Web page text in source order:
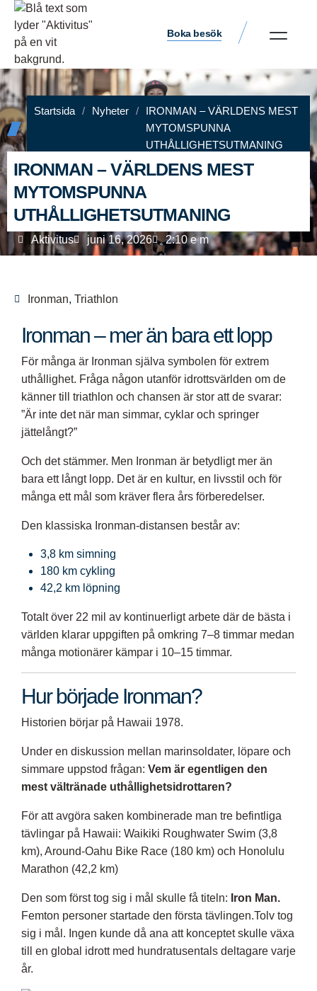
Boka besök
Startsida / Nyheter /
IRONMAN – VÄRLDENS MEST
MYTOMSPUNNA
UTHÅLLIGHETSUTMANING
IRONMAN – VÄRLDENS MEST
MYTOMSPUNNA
UTHÅLLIGHETSUTMANING
Aktivitus juni 16, 2026 2:10 e m
Ironman, Triathlon
Ironman – mer än bara ett lopp
För många är Ironman själva symbolen för extrem
uthållighet. Fråga någon utanför idrottsvärlden om de
känner till triathlon och chansen är stor att de svarar:
”Är inte det när man simmar, cyklar och springer
jättelångt?”
Och det stämmer. Men Ironman är betydligt mer än
bara ett långt lopp. Det är en kultur, en livsstil och för
många ett mål som kräver flera års förberedelser.
Den klassiska Ironman-distansen består av:
3,8 km simning
180 km cykling
42,2 km löpning
Totalt över 22 mil av kontinuerligt arbete där de bästa i
världen klarar uppgiften på omkring 7–8 timmar medan
många motionärer kämpar i 10–15 timmar.
Hur började Ironman?
Historien börjar på Hawaii 1978.
Under en diskussion mellan marinsoldater, löpare och
simmare uppstod frågan: Vem är egentligen den
mest vältränade uthållighetsidrottaren?
För att avgöra saken kombinerade man tre befintliga
tävlingar på Hawaii: Waikiki Roughwater Swim (3,8
km), Around-Oahu Bike Race (180 km) och Honolulu
Marathon (42,2 km)
Den som först tog sig i mål skulle få titeln: Iron Man.
Femton personer startade den första tävlingen.Tolv tog
sig i mål. Ingen kunde då ana att konceptet skulle växa
till en global idrott med hundratusentals deltagare varje
år.